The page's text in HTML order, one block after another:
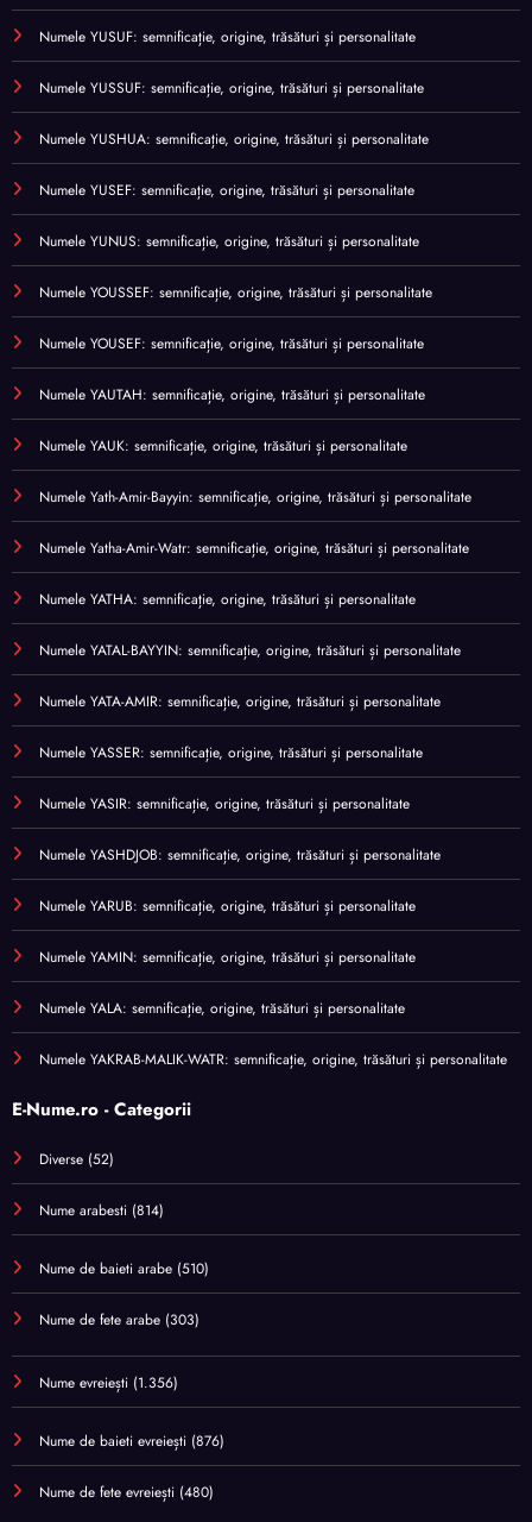
Numele YUSUF: semnificație, origine, trăsături și personalitate
Numele YUSSUF: semnificație, origine, trăsături și personalitate
Numele YUSHUA: semnificație, origine, trăsături și personalitate
Numele YUSEF: semnificație, origine, trăsături și personalitate
Numele YUNUS: semnificație, origine, trăsături și personalitate
Numele YOUSSEF: semnificație, origine, trăsături și personalitate
Numele YOUSEF: semnificație, origine, trăsături și personalitate
Numele YAUTAH: semnificație, origine, trăsături și personalitate
Numele YAUK: semnificație, origine, trăsături și personalitate
Numele Yath-Amir-Bayyin: semnificație, origine, trăsături și personalitate
Numele Yatha-Amir-Watr: semnificație, origine, trăsături și personalitate
Numele YATHA: semnificație, origine, trăsături și personalitate
Numele YATAL-BAYYIN: semnificație, origine, trăsături și personalitate
Numele YATA-AMIR: semnificație, origine, trăsături și personalitate
Numele YASSER: semnificație, origine, trăsături și personalitate
Numele YASIR: semnificație, origine, trăsături și personalitate
Numele YASHDJOB: semnificație, origine, trăsături și personalitate
Numele YARUB: semnificație, origine, trăsături și personalitate
Numele YAMIN: semnificație, origine, trăsături și personalitate
Numele YALA: semnificație, origine, trăsături și personalitate
Numele YAKRAB-MALIK-WATR: semnificație, origine, trăsături și personalitate
E-Nume.ro - Categorii
Diverse (52)
Nume arabesti (814)
Nume de baieti arabe (510)
Nume de fete arabe (303)
Nume evreiești (1.356)
Nume de baieti evreiești (876)
Nume de fete evreiești (480)